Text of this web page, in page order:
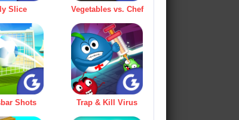
Slice Vegetables vs. Chef
Shots Trap & Kill Virus